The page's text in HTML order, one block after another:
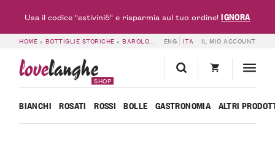
HOME » BOTTIGLIE STORICHE »BAROLO 1967 – FONTANAFREDDA »
ENG ITA IL MIO ACCOUNT
lovelanghe
SHOP
BIANCHI ROSATI ROSSI BOLLE GASTRONOMIA ALTRI
Usa il codice "estivini5" e risparmia sul tuo ordine!IGNORA